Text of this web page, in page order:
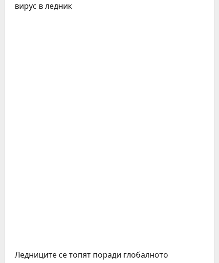
вирус в ледник
Ледниците се топят поради глобалното